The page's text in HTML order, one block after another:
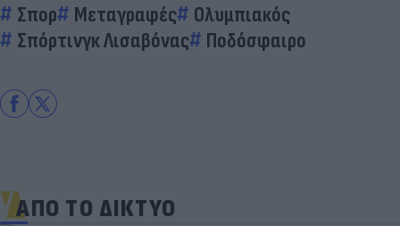
Σπορ Μεταγραφές
Ολυμπιακός
Σπόρτινγκ Λισαβόνας
Ποδόσφαιρο
ΑΠΟ ΤΟ ΔΙΚΤΥΟ